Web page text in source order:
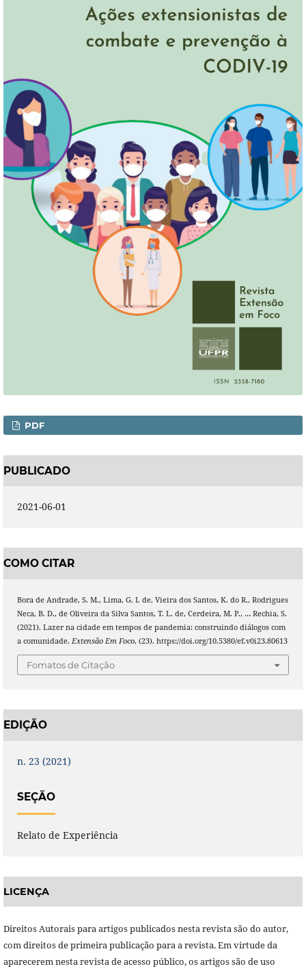
PDF
PUBLICADO
2021-06-01
COMO CITAR
Bora de Andrade, S. M., Lima, G. I. de, Vieira dos Santos, K. do R., Rodrigues
Neca, B. D., de Oliveira da Silva Santos, T. L. de, Cerdeira, M. P., … Rechia, S.
(2021). Lazer na cidade em tempos de pandemia: construindo diálogos com
a comunidade. Extensão Em Foco, (23). https://doi.org/10.5380/ef.v0i23.80613
Fomatos de Citação
EDIÇÃO
n. 23 (2021)
SEÇÃO
Relato de Experiência
LICENÇA
Direitos Autorais para artigos publicados nesta revista são do autor,
com direitos de primeira publicação para a revista. Em virtude da
aparecerem nesta revista de acesso público, os artigos são de uso